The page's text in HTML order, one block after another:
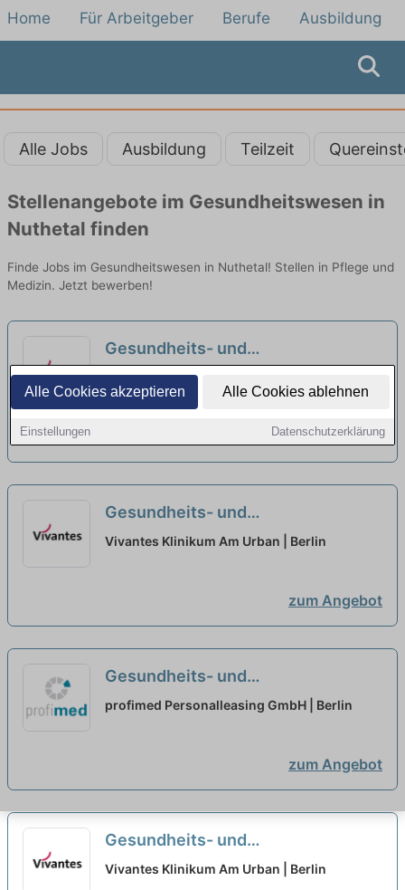
Alle Cookies akzeptieren Alle Cookies ablehnen
Einstellungen Datenschutzerklärung
Home Für Arbeitgeber Berufe Ausbildung
Alle Jobs Ausbildung Teilzeit
Stellenangebote im Gesundheitswesen in
Nuthetal finden
Finde Jobs im Gesundheitswesen in Nuthetal! Stellen in Pflege und
Medizin. Jetzt bewerben!
Gesundheits- und
Krankenpfleger:in (w/m/d) für die
Intensivmedizin - Hier gehörst Du
Vivantes Klinikum Am Urban | Berlin
zum Angebot
Gesundheits- und
Krankenpfleger:in (w/m/d) für
Vivantes Klinikum Am Urban | Berlin
zum Angebot
Gesundheits- und
Krankenpfleger:in (m/w/d) mit ITS-
profimed Personalleasing GmbH | Berlin
zum Angebot
Gesundheits- und
Krankenpfleger:in (w/m/d) für den
Vivantes Klinikum Am Urban | Berlin